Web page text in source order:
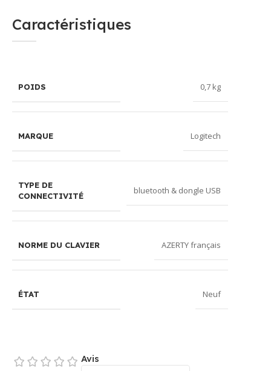
Caractéristiques
POIDS 0,7 kg
MARQUE Logitech
TYPE DE
CONNECTIVITÉ
bluetooth & dongle USB
NORME DU CLAVIER AZERTY français
ÉTAT Neuf
Avis